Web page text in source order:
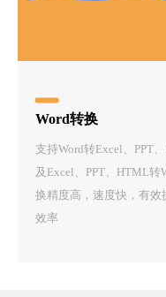
Word转换
支持Word转Excel、PPT
及Excel、PPT、HTML转
换精度高，速度快，有效
效率